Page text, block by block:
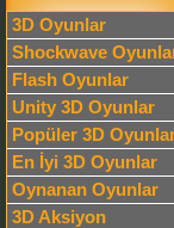
3D Oyunlar
Shockwave
Flash Oyunlar
Unity 3D Oyunlar
Popüler 3D
En İyi 3D Oyunlar
Oynanan Oyunlar
3D Aksiyon